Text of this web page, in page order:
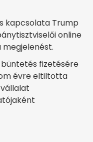
kapcsolata Trump
online
fizetésére
évre eltiltotta